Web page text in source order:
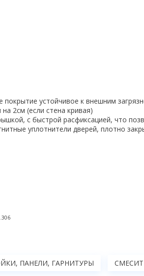
покрытие устойчивое к внешним
2см (если стена кривая)
с быстрой расфиксацией, что
уплотнители дверей, плотно
ПАНЕЛИ, ГАРНИТУРЫ